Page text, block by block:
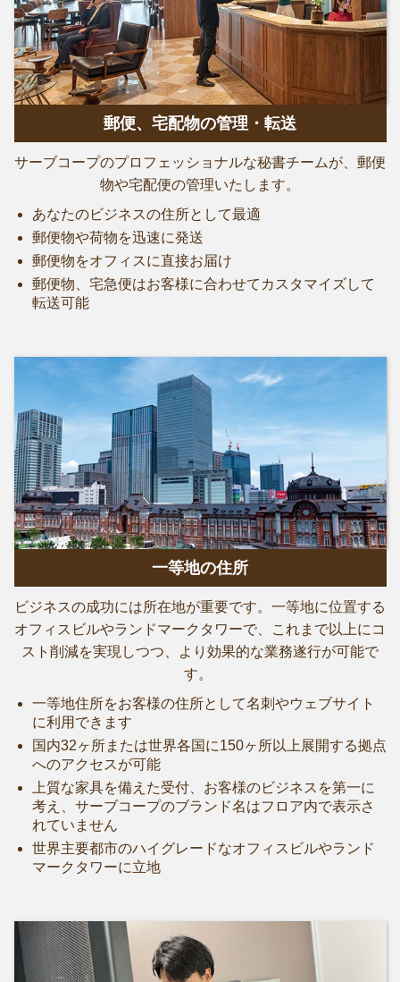
郵便、宅配物の管理・転送
サーブコープのプロフェッショナルな秘書チームが、郵便
物や宅配便の管理いたします。
あなたのビジネスの住所として最適
郵便物や荷物を迅速に発送
郵便物をオフィスに直接お届け
郵便物、宅急便はお客様に合わせてカスタマイズして
転送可能
一等地の住所
ビジネスの成功には所在地が重要です。一等地に位置する
オフィスビルやランドマークタワーで、これまで以上にコ
スト削減を実現しつつ、より効果的な業務遂行が可能で
す。
一等地住所をお客様の住所として名刺やウェブサイト
に利用できます
国内32ヶ所または世界各国に150ヶ所以上展開する拠点
へのアクセスが可能
上質な家具を備えた受付、お客様のビジネスを第一に
考え、サーブコープのブランド名はフロア内で表示さ
れていません
世界主要都市のハイグレードなオフィスビルやランド
マークタワーに立地